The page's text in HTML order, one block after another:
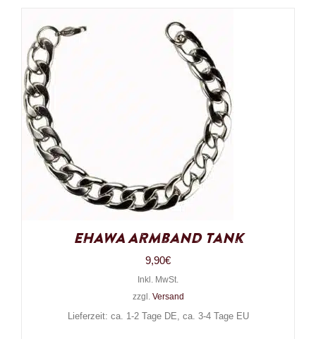
EHAWA Armband Tank
9,90€
Inkl. MwSt.
zzgl. Versand
Lieferzeit: ca. 1-2 Tage DE, ca. 3-4 Tage EU